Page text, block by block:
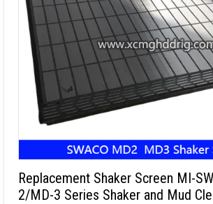
Replacement Shaker Screen MI-
2/MD-3 Series Shaker and Mud